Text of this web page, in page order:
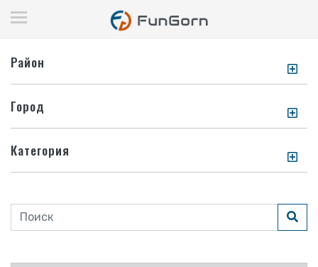
Район
Город
Категория